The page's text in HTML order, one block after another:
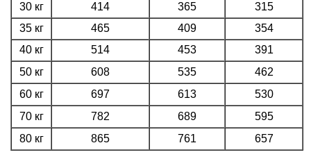
30 кг
414 365
315
35 кг
465 409
354
40 кг
514 453
391
50 кг
608 535
462
60 кг
697 613
530
70 кг
782 689
595
80 кг
865 761 657